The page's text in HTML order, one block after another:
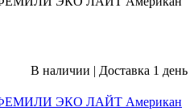
В наличии | Доставка 1 день
ФЕМИЛИ ЭКО ЛАЙТ Американ